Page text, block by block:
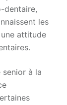
dentaire,
les
attitude
senior à la